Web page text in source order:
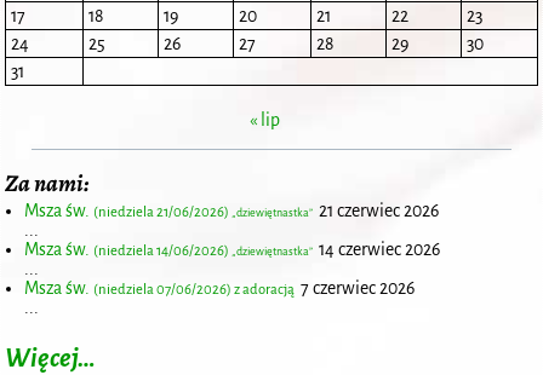
17
18 19 20 21 22
23
24
25 26 27 28 29
30
31
« lip
Za nami:
Msza św. (niedziela 21/06/2026) „dziewiętnastka” 21 czerwiec 2026
...
Msza św. (niedziela 14/06/2026) „dziewiętnastka” 14 czerwiec 2026
...
Msza św. (niedziela 07/06/2026) z adoracją 7 czerwiec 2026
...
Więcej…